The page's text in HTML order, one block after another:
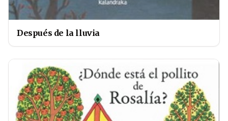
Después de la lluvia